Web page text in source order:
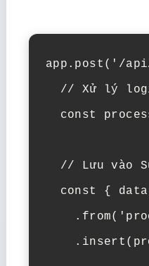
app.post('/
// Xử lý
const
// Lưu vào
const {